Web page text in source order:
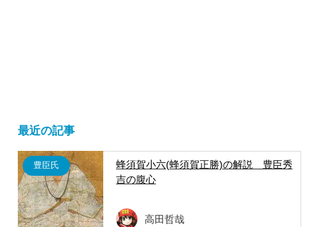
最近の記事
豊臣氏
蜂須賀小六(蜂須賀正勝)の解説 豊臣秀
吉の腹心
高田哲哉